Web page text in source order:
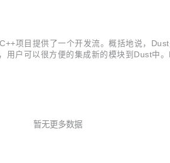
项目提供了一个开发流。概括地说，
户可以很方便的集成新的模块到Dust中
暂无更多数据